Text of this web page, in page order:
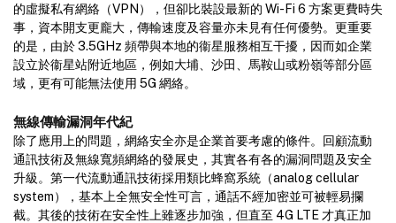
的虛擬私有網絡（VPN），但卻比裝設最新的 Wi-Fi 6 方案更費時失
事，資本開支更龐大，傳輸速度及容量亦未見有任何優勢。更重要
的是，由於 3.5GHz 頻帶與本地的衞星服務相互干擾，因而如企業
設立於衞星站附近地區，例如大埔、沙田、馬鞍山或粉嶺等部分區
域，更有可能無法使用 5G 網絡。
無線傳輸漏洞年代紀
除了應用上的問題，網絡安全亦是企業首要考慮的條件。回顧流動
通訊技術及無線寬頻網絡的發展史，其實各有各的漏洞問題及安全
升級。第一代流動通訊技術採用類比蜂窩系統（analog cellular
system），基本上全無安全性可言，通話不經加密並可被輕易攔
截。其後的技術在安全性上雖逐步加強，但直至 4G LTE 才真正加